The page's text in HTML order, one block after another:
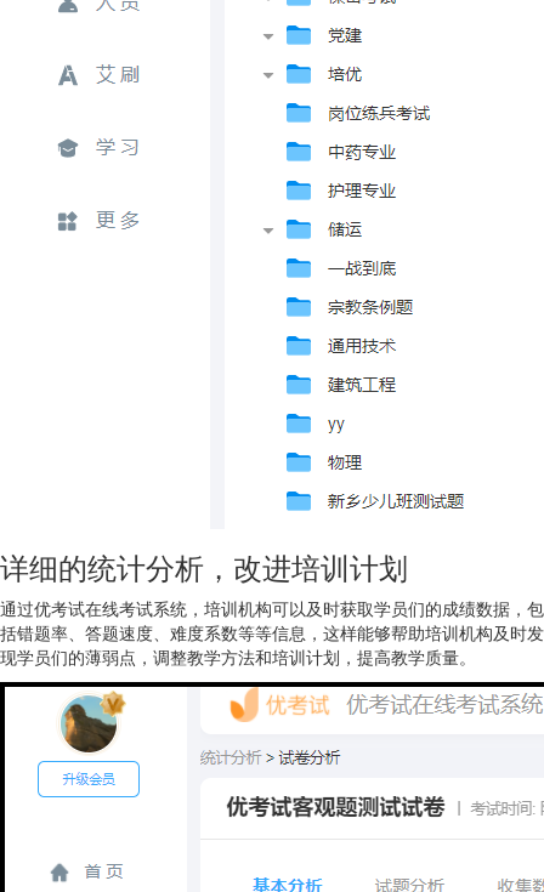
详细的统计分析，改进培训计划
通过优考试在线考试系统，培训机构可以及时获取学员们的成绩数据，包
括错题率、答题速度、难度系数等等信息，这样能够帮助培训机构及时发
现学员们的薄弱点，调整教学方法和培训计划，提高教学质量。